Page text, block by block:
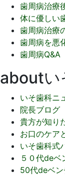
歯周病治療
体に優しい
歯周病治療
歯周病を悪
歯周病Q&A
aboutい
いそ歯科ニ
院長ブログ
貴方が知り
お口のケア
いそ歯科式
５０代deベ
50代deベ